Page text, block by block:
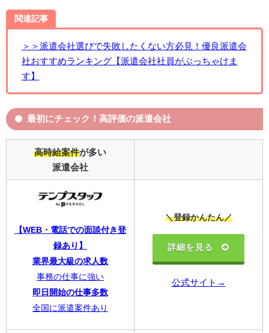
関連記事
＞＞派遣会社選びで失敗したくない方必見！優良派遣会
社おすすめランキング【派遣会社社員がぶっちゃけま
す】
最初にチェック！高評価の派遣会社
高時給案件が多い
派遣会社
【WEB・電話での面談付き登
録あり】
業界最大級の求人数
事務の仕事に強い
即日開始の仕事多数
全国に派遣案件あり
＼登録かんたん／
詳細を見る
公式サイト→